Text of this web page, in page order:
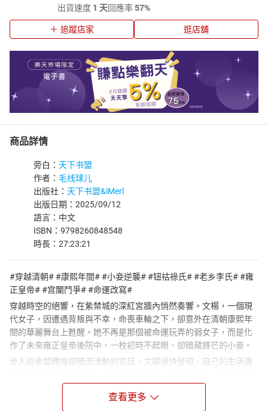
出貨速度 1 天回應率57%
追蹤店家 逛店舖
商品詳情
旁白： 天下书盟
作者： 毛线球儿
出版社： 天下书盟&iMerl
出版日期：2025/09/12
語言：中文
ISBN：9798260848548
時長：27:23:21
#穿越清朝# #康熙年間# #小妾逆襲# #钮祜祿氏# #老乡李氏# #雍
正皇帝# #宫闈鬥爭# #命運改寫#
穿越時空的絕響，在紫禁城的深紅宮牆內悄然奏響。文楊，一個現
代女子，因遭遇背叛與不幸，命喪車輪之下，卻意外在清朝康熙年
間的華麗舞台上甦醒。她不再是那個被命運玩弄的弱女子，而是化
作了未來雍正皇帝後院中，一枚初時不起眼、卻暗藏鋒芒的小妾。
步入這金碧輝煌卻暗流湧動的宮廷，文楊很快發現，自己的生活遠
祿氏，那份似曾相識的惡意，讓她不得不更加小心謹慎。而更令她
驚訝的是，看似全能、集萬千寵愛於一身，仿佛女主一般的李氏，
查看更多